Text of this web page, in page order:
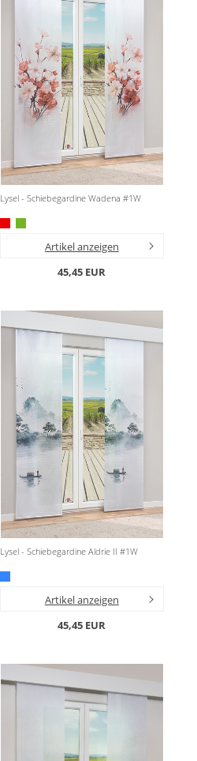
Lysel - Schiebegardine Wadena #1W
Artikel anzeigen
45,45 EUR
Lysel - Schiebegardine Aldrie II #1W
Artikel anzeigen
45,45 EUR